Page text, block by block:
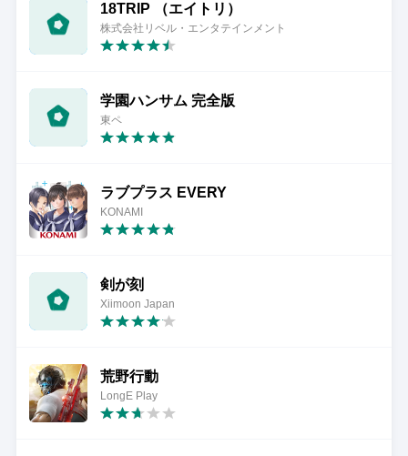
18TRIP （エイトリ）
株式会社リベル・エンタテインメント
学園ハンサム 完全版
東ペ
ラブプラス EVERY
KONAMI
剣が刻
Xiimoon Japan
荒野行動
LongE Play